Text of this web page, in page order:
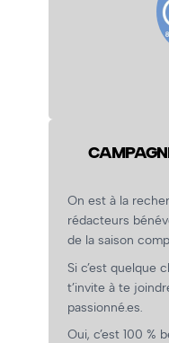
On est à la
rédacteurs
de la saison
Si c’est quelque
t’invite à te
passionné.es.
Oui, c’est 100 %